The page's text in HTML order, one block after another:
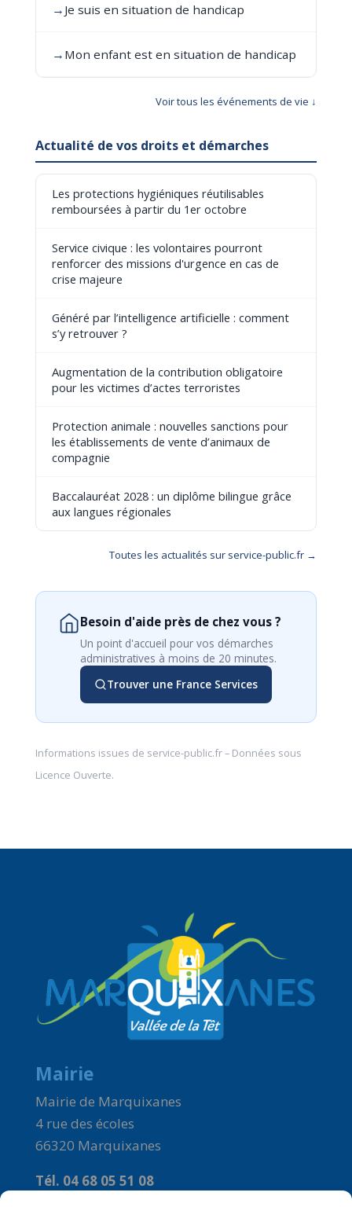
→ Je suis en situation de handicap
→ Mon enfant est en situation de handicap
Voir tous les événements de vie ↓
Actualité de vos droits et démarches
Les protections hygiéniques réutilisables
remboursées à partir du 1er octobre
Service civique : les volontaires pourront
renforcer des missions d'urgence en cas de
crise majeure
Généré par l’intelligence artificielle : comment
s’y retrouver ?
Augmentation de la contribution obligatoire
pour les victimes d’actes terroristes
Protection animale : nouvelles sanctions pour
les établissements de vente d’animaux de
compagnie
Baccalauréat 2028 : un diplôme bilingue grâce
aux langues régionales
Toutes les actualités sur service-public.fr →
Besoin d'aide près de chez vous ?
Un point d'accueil pour vos démarches
administratives à moins de 20 minutes.
Trouver une France Services
Informations issues de service-public.fr– Données sous
Licence Ouverte.
Mairie
Mairie de Marquixanes
4 rue des écoles
66320 Marquixanes
Tél. 04 68 05 51 08